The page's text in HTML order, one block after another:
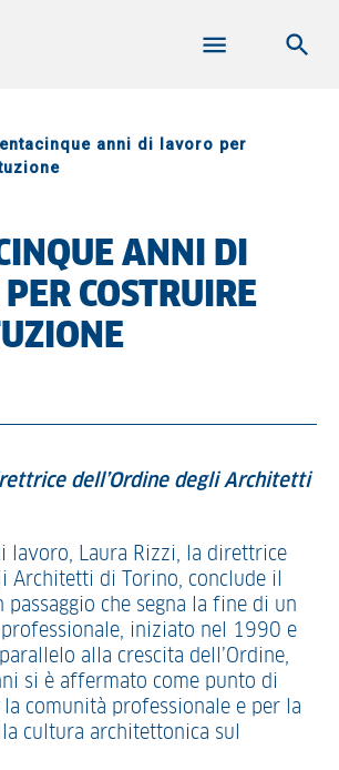
anni di lavoro per
ANNI DI
COSTRUIRE
dell’Ordine degli Architetti
lavoro, Laura Rizzi, la direttrice
Architetti di Torino, conclude il
passaggio che segna la fine di un
professionale, iniziato nel 1990 e
alla crescita dell’Ordine,
si è affermato come punto di
comunità professionale e per la
cultura architettonica sul